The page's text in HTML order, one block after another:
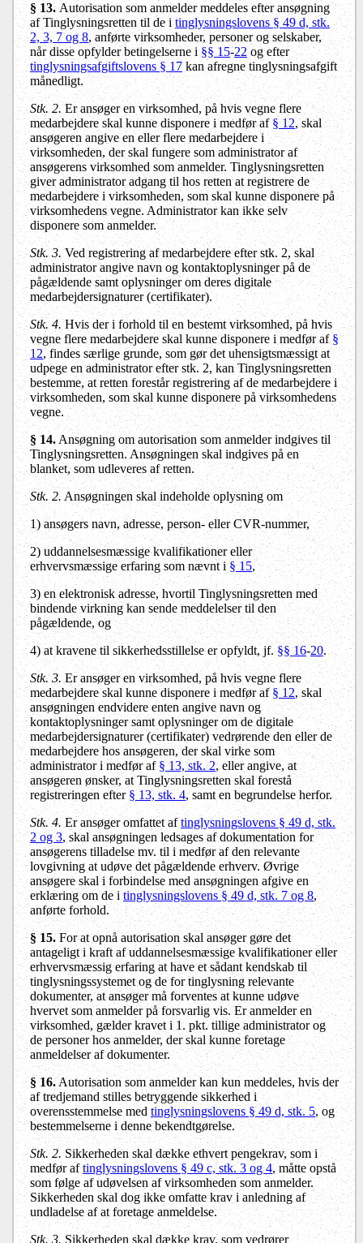
§ 13. Autorisation som anmelder meddeles efter ansøgning
af Tinglysningsretten til de itinglysningslovens § 49 d, stk.
2, 3, 7 og 8, anførte virksomheder, personer og selskaber,
når disse opfylder betingelserne i§§ 15-22og efter
tinglysningsafgiftslovens § 17 kan afregne tinglysningsafgift
månedligt.
Stk. 2.Er ansøger en virksomhed, på hvis vegne flere
medarbejdere skal kunne disponere i medfør af§ 12, skal
ansøgeren angive en eller flere medarbejdere i
virksomheden, der skal fungere som administrator af
ansøgerens virksomhed som anmelder. Tinglysningsretten
giver administrator adgang til hos retten at registrere de
medarbejdere i virksomheden, som skal kunne disponere på
virksomhedens vegne. Administrator kan ikke selv
disponere som anmelder.
Stk. 3.Ved registrering af medarbejdere efter stk. 2, skal
administrator angive navn og kontaktoplysninger på de
pågældende samt oplysninger om deres digitale
medarbejdersignaturer (certifikater).
Stk. 4.Hvis der i forhold til en bestemt virksomhed, på hvis
vegne flere medarbejdere skal kunne disponere i medfør af§
12, findes særlige grunde, som gør det uhensigtsmæssigt at
udpege en administrator efter stk. 2, kan Tinglysningsretten
bestemme, at retten forestår registrering af de medarbejdere i
virksomheden, som skal kunne disponere på virksomhedens
vegne.
§ 14. Ansøgning om autorisation som anmelder indgives til
Tinglysningsretten. Ansøgningen skal indgives på en
blanket, som udleveres af retten.
Stk. 2. Ansøgningen skal indeholde oplysning om
1)ansøgers navn, adresse, person- eller CVR-nummer,
2) uddannelsesmæssige kvalifikationer eller
erhvervsmæssige erfaring som nævnt i § 15,
3)en elektronisk adresse, hvortil Tinglysningsretten med
bindende virkning kan sende meddelelser til den
pågældende, og
4)at kravene til sikkerhedsstillelse er opfyldt, jf. §§ 16-20.
Stk. 3.Er ansøger en virksomhed, på hvis vegne flere
medarbejdere skal kunne disponere i medfør af§ 12, skal
ansøgningen endvidere enten angive navn og
kontaktoplysninger samt oplysninger om de digitale
medarbejdersignaturer (certifikater) vedrørende den eller de
medarbejdere hos ansøgeren, der skal virke som
administrator i medfør af§ 13, stk. 2, eller angive, at
ansøgeren ønsker, at Tinglysningsretten skal forestå
registreringen efter§ 13, stk. 4, samt en begrundelse herfor.
Stk. 4.Er ansøger omfattet aftinglysningslovens § 49 d, stk.
2 og 3, skal ansøgningen ledsages af dokumentation for
ansøgerens tilladelse mv. til i medfør af den relevante
lovgivning at udøve det pågældende erhverv. Øvrige
ansøgere skal i forbindelse med ansøgningen afgive en
erklæring om de itinglysningslovens § 49 d, stk. 7 og 8,
anførte forhold.
§ 15.For at opnå autorisation skal ansøger gøre det
antageligt i kraft af uddannelsesmæssige kvalifikationer eller
erhvervsmæssig erfaring at have et sådant kendskab til
tinglysningssystemet og de for tinglysning relevante
dokumenter, at ansøger må forventes at kunne udøve
hvervet som anmelder på forsvarlig vis. Er anmelder en
virksomhed, gælder kravet i 1. pkt. tillige administrator og
de personer hos anmelder, der skal kunne foretage
anmeldelser af dokumenter.
§ 16.Autorisation som anmelder kan kun meddeles, hvis der
af tredjemand stilles betryggende sikkerhed i
overensstemmelse med tinglysningslovens § 49 d, stk. 5, og
bestemmelserne i denne bekendtgørelse.
Stk. 2. Sikkerheden skal dække ethvert pengekrav, som i
medfør aftinglysningslovens § 49 c, stk. 3 og 4, måtte opstå
som følge af udøvelsen af virksomheden som anmelder.
Sikkerheden skal dog ikke omfatte krav i anledning af
undladelse af at foretage anmeldelse.
Stk. 3. Sikkerheden skal dække krav, som vedrører